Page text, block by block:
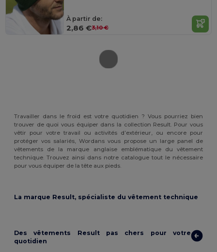
À partir de:
2,86 €3,10 €
Travailler dans le froid est votre quotidien ? Vous pourriez bien
trouver de quoi vous équiper dans la collection Result. Pour vous
vêtir pour votre travail ou activités d’extérieur, ou encore pour
protéger vos salariés, Wordans vous propose un large panel de
vêtements de la marque anglaise emblématique du vêtement
technique. Trouvez ainsi dans notre catalogue tout le nécessaire
pour vous équiper de la tête aux pieds.
La marque Result, spécialiste du vêtement technique
Des vêtements Result pas chers pour votre
quotidien